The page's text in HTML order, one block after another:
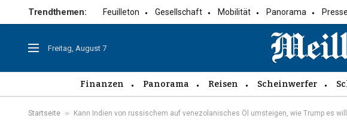
Trendthemen: Feuilleton Gesellschaft Mobilität Panorama
Freitag, August 7
Finanzen Panorama Reisen Scheinwerfer
Startseite » Kann Indien von russischem auf venezolanisches Öl umsteigen, wie Trump es